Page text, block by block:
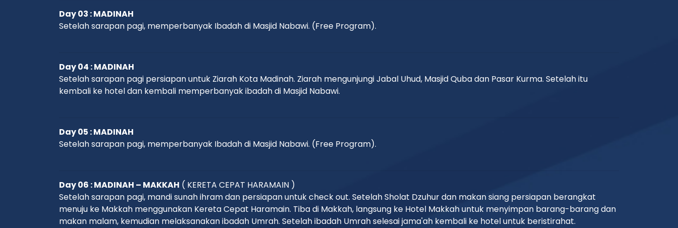
Day 03 : MADINAH
Setelah sarapan pagi, memperbanyak Ibadah di Masjid Nabawi. (Free Program).
Day 04 : MADINAH
Setelah sarapan pagi persiapan untuk Ziarah Kota Madinah. Ziarah mengunjungi Jabal Uhud, Masjid Quba dan Pasar Kurma. Setelah itu
kembali ke hotel dan kembali memperbanyak ibadah di Masjid Nabawi.
Day 05 : MADINAH
Setelah sarapan pagi, memperbanyak Ibadah di Masjid Nabawi. (Free Program).
Day 06 : MADINAH – MAKKAH ( KERETA CEPAT HARAMAIN )
Setelah sarapan pagi, mandi sunah ihram dan persiapan untuk check out. Setelah Sholat Dzuhur dan makan siang persiapan berangkat
menuju ke Makkah menggunakan Kereta Cepat Haramain. Tiba di Makkah, langsung ke Hotel Makkah untuk menyimpan barang-barang dan
makan malam, kemudian melaksanakan ibadah Umrah. Setelah ibadah Umrah selesai jama'ah kembali ke hotel untuk beristirahat.